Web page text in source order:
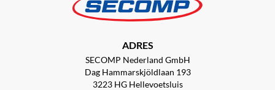
ADRES
SECOMP Nederland GmbH
Dag Hammarskjöldlaan 193
3223 HG Hellevoetsluis